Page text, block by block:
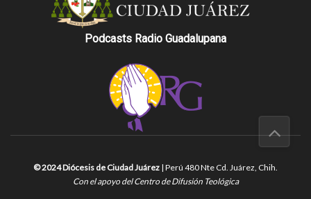
Podcasts Radio Guadalupana
© 2024 Diócesis de Ciudad Juárez | Perú 480 Nte Cd. Juárez, Chih.
Con el apoyo del Centro de Difusión Teológica